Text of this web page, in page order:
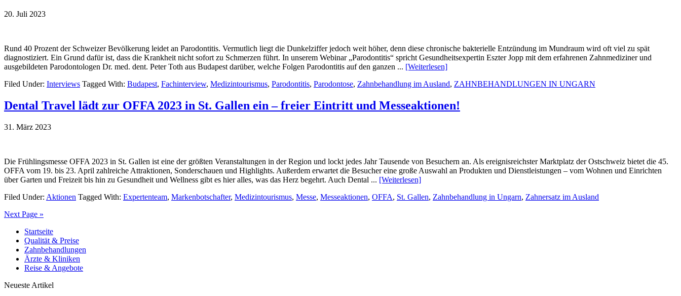
20. Juli 2023
Rund 40 Prozent der Schweizer Bevölkerung leidet an Parodontitis. Vermutlich liegt die Dunkelziffer jedoch weit höher, denn diese chronische bakterielle Entzündung im Mundraum wird oft viel zu spät
diagnostiziert. Ein Grund dafür ist, dass die Krankheit nicht sofort zu Schmerzen führt. In unserem Webinar „Parodontitis“ spricht Gesundheitsexpertin Eszter Jopp mit dem erfahrenen Zahnmediziner und
ausgebildeten Parodontologen Dr. med. dent. Peter Toth aus Budapest darüber, welche Folgen Parodontitis auf den ganzen ... [Weiterlesen]
Filed Under: Interviews Tagged With: Budapest, Fachinterview, Medizintourismus, Parodontitis, Parodontose, Zahnbehandlung im Ausland, ZAHNBEHANDLUNGEN IN UNGARN
Dental Travel lädt zur OFFA 2023 in St. Gallen ein – freier Eintritt und Messeaktionen!
31. März 2023
Die Frühlingsmesse OFFA 2023 in St. Gallen ist eine der größten Veranstaltungen in der Region und lockt jedes Jahr Tausende von Besuchern an. Als ereignisreichster Marktplatz der Ostschweiz bietet die 45.
OFFA vom 19. bis 23. April zahlreiche Attraktionen, Sonderschauen und Highlights. Außerdem erwartet die Besucher eine große Auswahl an Produkten und Dienstleistungen – vom Wohnen und Einrichten
über Garten und Freizeit bis hin zu Gesundheit und Wellness gibt es hier alles, was das Herz begehrt. Auch Dental ... [Weiterlesen]
Filed Under: Aktionen Tagged With: Expertenteam, Markenbotschafter, Medizintourismus, Messe, Messeaktionen, OFFA, St. Gallen, Zahnbehandlung in Ungarn, Zahnersatz im Ausland
Next Page »
Startseite
Qualität & Preise
Zahnbehandlungen
Ärzte & Kliniken
Reise & Angebote
Neueste Artikel